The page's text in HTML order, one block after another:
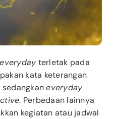
everyday terletak pada
kata keterangan
sedangkaneveryday
. Perbedaan lainnya
kegiatan atau jadwal